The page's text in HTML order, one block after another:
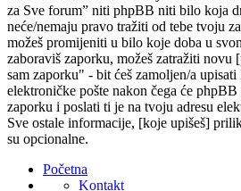
za Sve forum” niti phpBB niti bilo koja
neće/nemaju pravo tražiti od tebe tvoju
možeš promijeniti u bilo koje doba u
zaboraviš zaporku, možeš zatražiti novu
sam zaporku" - bit ćeš zamoljen/a
elektroničke pošte nakon čega će
zaporku i poslati ti je na tvoju adresu
Sve ostale informacije, [koje upišeš]
su opcionalne.
Početna
Kontakt